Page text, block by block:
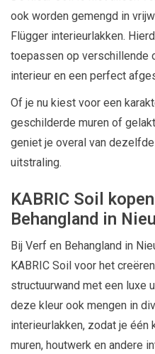
ook worden gemengd in
Flügger interieurlakken.
toepassen op verschillende
interieur en een perfect
Of je nu kiest voor een
geschilderde muren of
geniet je overal van
uitstraling.
KABRIC Soil
Behangland in
Bij Verf en Behangland in
KABRIC Soil voor het
structuurwand met een luxe
deze kleur ook mengen in
interieurlakken, zodat je één
muren, houtwerk en andere